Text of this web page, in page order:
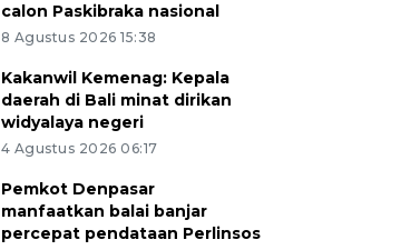
calon Paskibraka nasional
8 Agustus 2026 15:38
Kakanwil Kemenag: Kepala
daerah di Bali minat dirikan
widyalaya negeri
4 Agustus 2026 06:17
Pemkot Denpasar
manfaatkan balai banjar
percepat pendataan Perlinsos